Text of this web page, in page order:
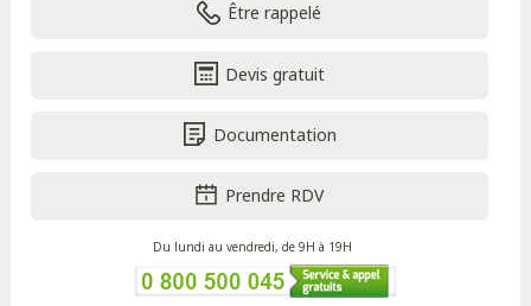
Être rappelé
Devis gratuit
Documentation
Prendre RDV
Du lundi au vendredi, de 9H à 19H